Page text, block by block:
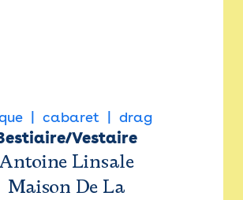
cabaret drag
Vestaire
Antoine Linsale
Maison De La